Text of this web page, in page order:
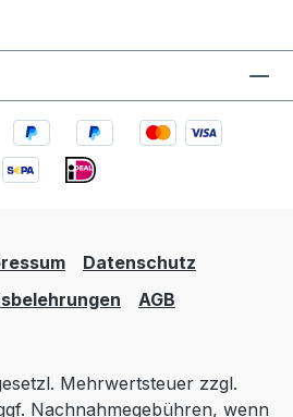
Datenschutz
AGB
Mehrwertsteuer zzgl.
Nachnahmegebühren, wenn